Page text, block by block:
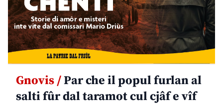
Gnovis /Par che il popul furlan al
salti fûr dal taramot cul cjâf e vîf